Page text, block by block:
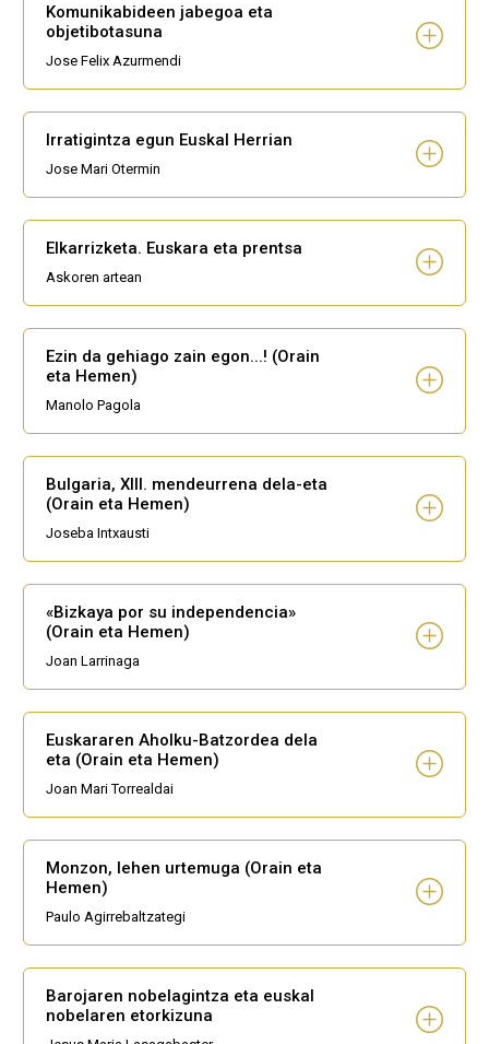
Komunikabideen jabegoa eta
objetibotasuna
Jose Felix Azurmendi
Irratigintza egun Euskal Herrian
Jose Mari Otermin
Elkarrizketa. Euskara eta prentsa
Askoren artean
Ezin da gehiago zain egon...! (Orain
eta Hemen)
Manolo Pagola
Bulgaria, XIII. mendeurrena dela-eta
(Orain eta Hemen)
Joseba Intxausti
«Bizkaya por su independencia»
(Orain eta Hemen)
Joan Larrinaga
Euskararen Aholku-Batzordea dela
eta (Orain eta Hemen)
Joan Mari Torrealdai
Monzon, lehen urtemuga (Orain eta
Hemen)
Paulo Agirrebaltzategi
Barojaren nobelagintza eta euskal
nobelaren etorkizuna